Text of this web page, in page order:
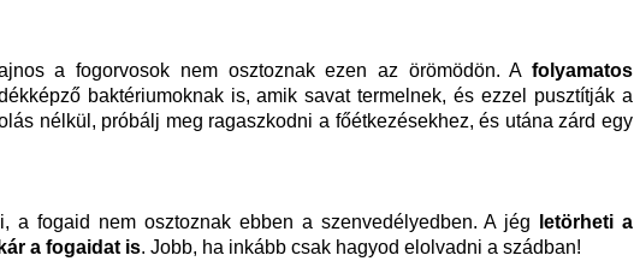
a fogorvosok nem osztoznak ezen az örömödön. A folyamatos
baktériumoknak is, amik savat termelnek, és ezzel pusztítják a
nélkül, próbálj meg ragaszkodni a főétkezésekhez, és utána zárd egy
a fogaid nem osztoznak ebben a szenvedélyedben. A jég
letörheti a
a fogaidat is. Jobb, ha inkább csak hagyod elolvadni a szádban!